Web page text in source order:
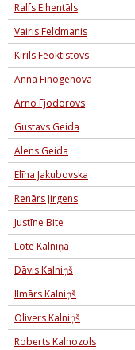
Ralfs Eihentāls
Vairis Feldmanis
Kirils Feoktistovs
Anna Finogenova
Arno Fjodorovs
Gustavs Geida
Alens Geida
Elīna Jakubovska
Renārs Jirgens
Justīne Bite
Lote Kalniņa
Dāvis Kalniņš
Ilmārs Kalniņš
Olivers Kalniņš
Roberts Kalnozols